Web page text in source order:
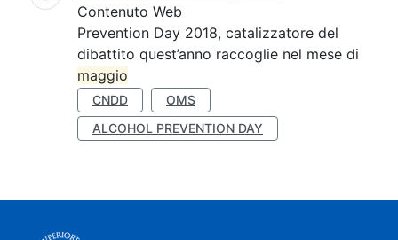
Contenuto Web
Prevention Day 2018, catalizzatore del
dibattito quest’anno raccoglie nel mese di
maggio
CNDD
OMS
ALCOHOL PREVENTION DAY